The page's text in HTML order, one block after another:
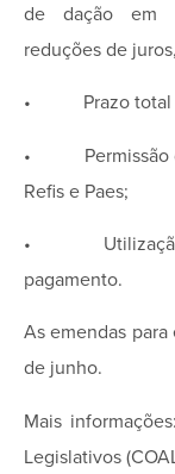
de dação em
reduções de
• Prazo total
• Permissão de
Refis e Paes;
• Utilização
pagamento.
As emendas
de junho.
Mais
Legislativos